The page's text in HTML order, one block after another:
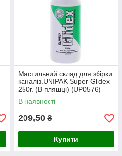
Мастильний склад для збірки
каналіз.UNIPAK Super Glidex
250г. (В пляшці) (UP0576)
В наявності
209,50 ₴
Купити